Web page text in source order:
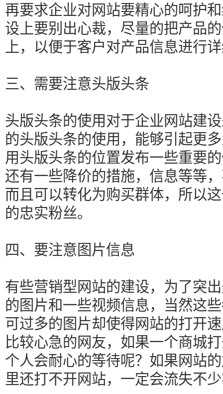
再要求企业对网站要精心的呵护
设上要别出心裁，尽量的把产品
上，以便于客户对产品信息进行
三、需要注意头版头条
头版头条的使用对于企业网站建
的头版头条的使用，能够引起更
用头版头条的位置发布一些重要
还有一些降价的措施，信息等等
而且可以转化为购买群体，所以
的忠实粉丝。
四、要注意图片信息
有些营销型网站的建设，为了突
的图片和一些视频信息，当然这
可过多的图片却使得网站的打开
比较心急的网友，如果一个商城
个人会耐心的等待呢？如果网站
里还打不开网站，一定会流失不